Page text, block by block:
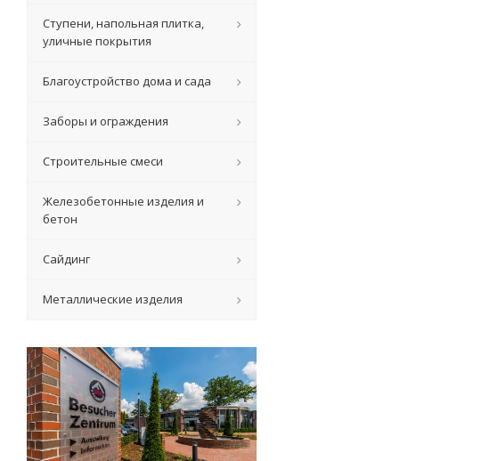
Ступени, напольная плитка,
уличные покрытия
Благоустройство дома и сада
Заборы и ограждения
Строительные смеси
Железобетонные изделия и
бетон
Сайдинг
Металлические изделия